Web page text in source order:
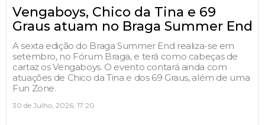
Vengaboys, Chico da Tina e 69
Graus atuam no Braga Summer End
A sexta edição do Braga Summer End realiza-se em
setembro, no Fórum Braga, e terá como cabeças de
cartaz os Vengaboys. O evento contará ainda com
atuações de Chico da Tina e dos 69 Graus, além de uma
Fun Zone.
30 de Julho, 2026, 17:20